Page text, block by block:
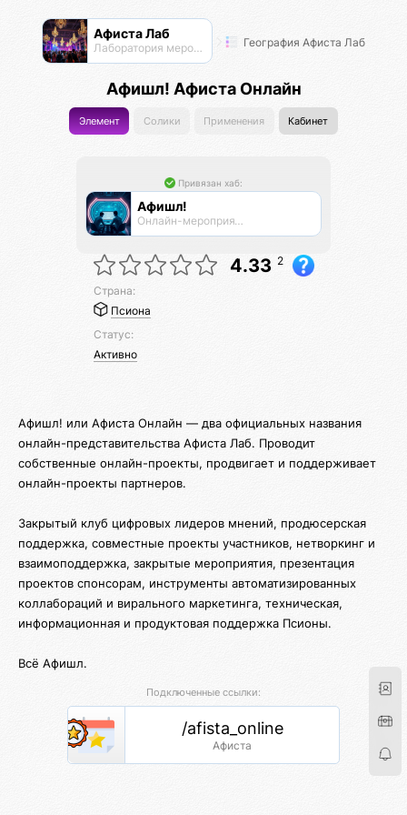
Афиста Лаб
Лаборатория мероприятий География Афиста Лаб
Афишл! Афиста Онлайн
Элемент Солики Применения Кабинет
Привязан хаб:
Афишл!
Онлайн-мероприятия Афиста Лаб
4.33 2
Страна:
Псиона
Статус:
Активно
Афишл! или Афиста Онлайн — два официальных названия
онлайн-представительства Афиста Лаб. Проводит
собственные онлайн-проекты, продвигает и поддерживает
онлайн-проекты партнеров.
Закрытый клуб цифровых лидеров мнений, продюсерская
поддержка, совместные проекты участников, нетворкинг и
взаимоподдержка, закрытые мероприятия, презентация
проектов спонсорам, инструменты автоматизированных
коллабораций и вирального маркетинга, техническая,
информационная и продуктовая поддержка Псионы.
Всё Афишл.
Подключенные ссылки:
/afista_online
Афиста